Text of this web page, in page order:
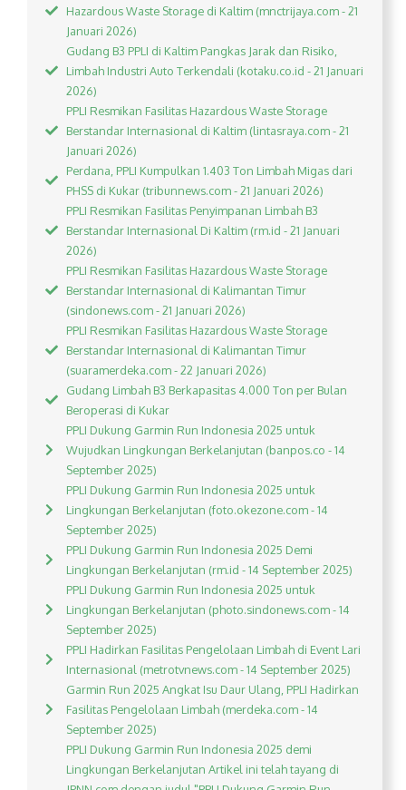
Hazardous Waste Storage di Kaltim (mnctrijaya.com - 21
Januari 2026)
Gudang B3 PPLI di Kaltim Pangkas Jarak dan Risiko,
Limbah Industri Auto Terkendali (kotaku.co.id - 21 Januari
2026)
PPLI Resmikan Fasilitas Hazardous Waste Storage
Berstandar Internasional di Kaltim (lintasraya.com - 21
Januari 2026)
Perdana, PPLI Kumpulkan 1.403 Ton Limbah Migas dari
PHSS di Kukar (tribunnews.com - 21 Januari 2026)
PPLI Resmikan Fasilitas Penyimpanan Limbah B3
Berstandar Internasional Di Kaltim (rm.id - 21 Januari
2026)
PPLI Resmikan Fasilitas Hazardous Waste Storage
Berstandar Internasional di Kalimantan Timur
(sindonews.com - 21 Januari 2026)
PPLI Resmikan Fasilitas Hazardous Waste Storage
Berstandar Internasional di Kalimantan Timur
(suaramerdeka.com - 22 Januari 2026)
Gudang Limbah B3 Berkapasitas 4.000 Ton per Bulan
Beroperasi di Kukar
PPLI Dukung Garmin Run Indonesia 2025 untuk
Wujudkan Lingkungan Berkelanjutan (banpos.co - 14
September 2025)
PPLI Dukung Garmin Run Indonesia 2025 untuk
Lingkungan Berkelanjutan (foto.okezone.com - 14
September 2025)
PPLI Dukung Garmin Run Indonesia 2025 Demi
Lingkungan Berkelanjutan (rm.id - 14 September 2025)
PPLI Dukung Garmin Run Indonesia 2025 untuk
Lingkungan Berkelanjutan (photo.sindonews.com - 14
September 2025)
PPLI Hadirkan Fasilitas Pengelolaan Limbah di Event Lari
Internasional (metrotvnews.com - 14 September 2025)
Garmin Run 2025 Angkat Isu Daur Ulang, PPLI Hadirkan
Fasilitas Pengelolaan Limbah (merdeka.com - 14
September 2025)
PPLI Dukung Garmin Run Indonesia 2025 demi
Lingkungan Berkelanjutan Artikel ini telah tayang di